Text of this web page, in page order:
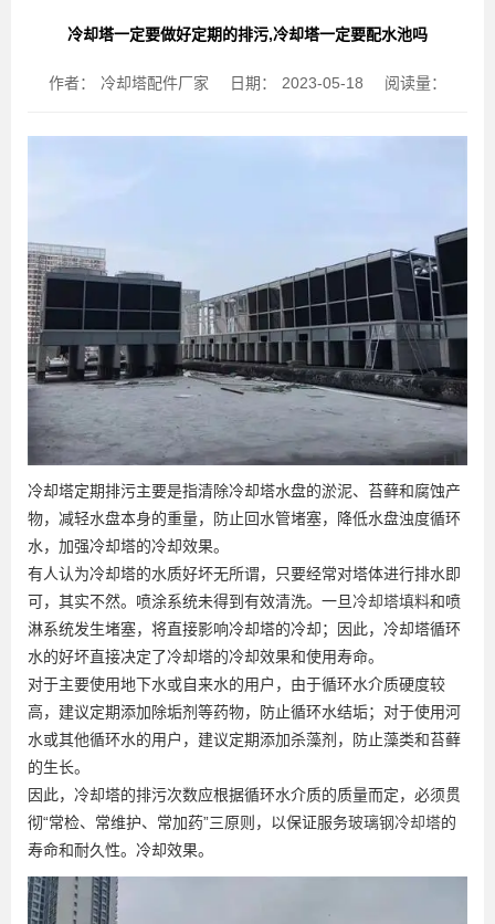
冷却塔一定要做好定期的排污,冷却塔一定要配水池吗
作者： 冷却塔配件厂家 日期： 2023-05-18 阅读量：
冷却塔定期排污主要是指清除冷却塔水盘的淤泥、苔藓和腐蚀产
物，减轻水盘本身的重量，防止回水管堵塞，降低水盘浊度循环
水，加强冷却塔的冷却效果。
有人认为冷却塔的水质好坏无所谓，只要经常对塔体进行排水即
可，其实不然。喷涂系统未得到有效清洗。一旦冷却塔填料和喷
淋系统发生堵塞，将直接影响冷却塔的冷却；因此，冷却塔循环
水的好坏直接决定了冷却塔的冷却效果和使用寿命。
对于主要使用地下水或自来水的用户，由于循环水介质硬度较
高，建议定期添加除垢剂等药物，防止循环水结垢；对于使用河
水或其他循环水的用户，建议定期添加杀藻剂，防止藻类和苔藓
的生长。
因此，冷却塔的排污次数应根据循环水介质的质量而定，必须贯
彻“常检、常维护、常加药”三原则，以保证服务玻璃钢冷却塔的
寿命和耐久性。冷却效果。